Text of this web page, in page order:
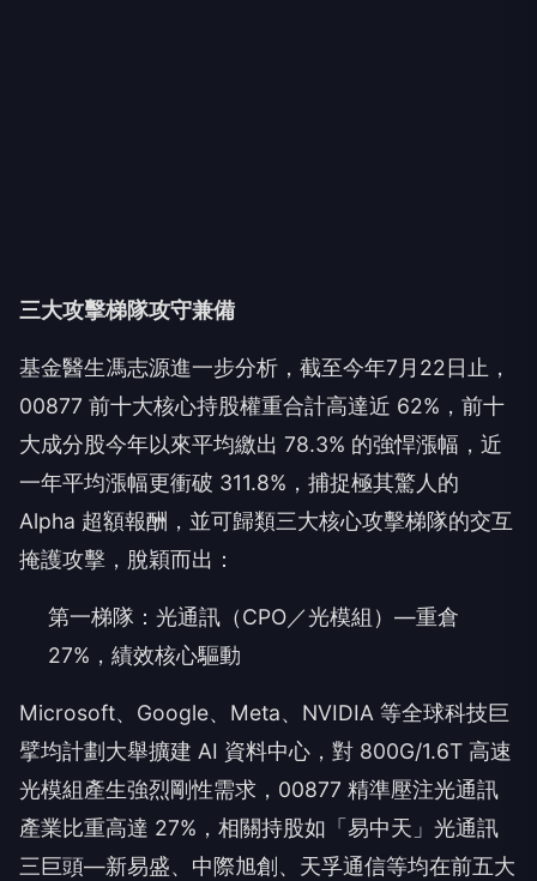
三大攻擊梯隊攻守兼備
基金醫生馮志源進一步分析，截至今年7月22日止，
00877 前十大核心持股權重合計高達近 62%，前十
大成分股今年以來平均繳出 78.3% 的強悍漲幅，近
一年平均漲幅更衝破 311.8%，捕捉極其驚人的
Alpha 超額報酬，並可歸類三大核心攻擊梯隊的交互
掩護攻擊，脫穎而出：
第一梯隊：光通訊（CPO／光模組）—重倉
27%，績效核心驅動
Microsoft、Google、Meta、NVIDIA 等全球科技巨
擘均計劃大舉擴建 AI 資料中心，對 800G/1.6T 高速
光模組產生強烈剛性需求，00877 精準壓注光通訊
產業比重高達 27%，相關持股如「易中天」光通訊
三巨頭—新易盛、中際旭創、天孚通信等均在前五大